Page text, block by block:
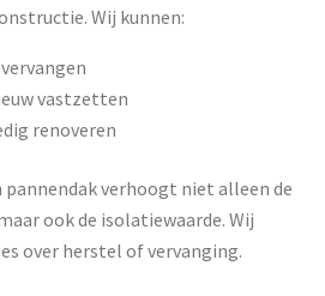
Wij kunnen:
vastzetten
renoveren
pannendak verhoogt niet alleen de
ook de isolatiewaarde. Wij
over herstel of vervanging.